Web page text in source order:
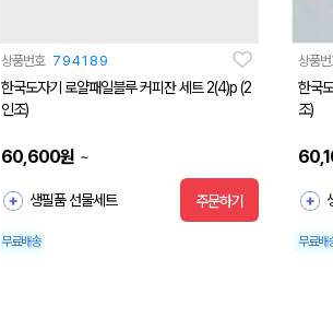
상품번호 794189
한국도자기 로얄패일블루 커피잔 세트 2(4)p (2
인조)
60,600원 ~
생필품 선물세트 주문하기
무료배송
상품
한국
조)
무료배